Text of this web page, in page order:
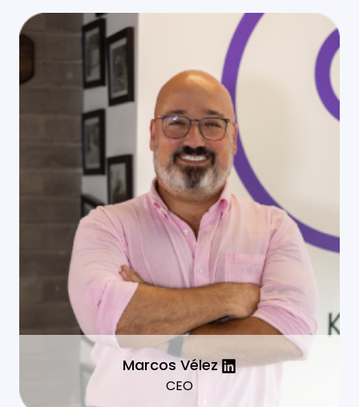
Marcos Vélez
CEO